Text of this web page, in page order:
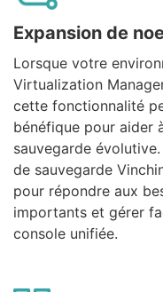
Expansion de
Lorsque votre
Virtualization
cette fonctionnalité
bénéfique pour aider
sauvegarde
de sauvegarde
pour répondre aux
importants et gérer
console unifiée.